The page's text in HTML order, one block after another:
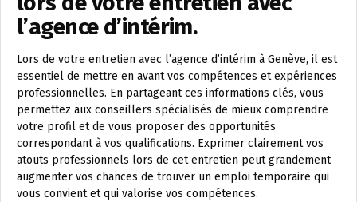
l’agence d’intérim.
Lors de votre entretien avec l’agence d’intérim à Genève, il est
essentiel de mettre en avant vos compétences et expériences
professionnelles. En partageant ces informations clés, vous
permettez aux conseillers spécialisés de mieux comprendre
votre profil et de vous proposer des opportunités
correspondant à vos qualifications. Exprimer clairement vos
atouts professionnels lors de cet entretien peut grandement
augmenter vos chances de trouver un emploi temporaire qui
vous convient et qui valorise vos compétences.